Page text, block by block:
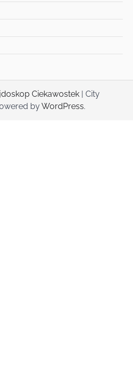
Ciekawostek | City
byWordPress.